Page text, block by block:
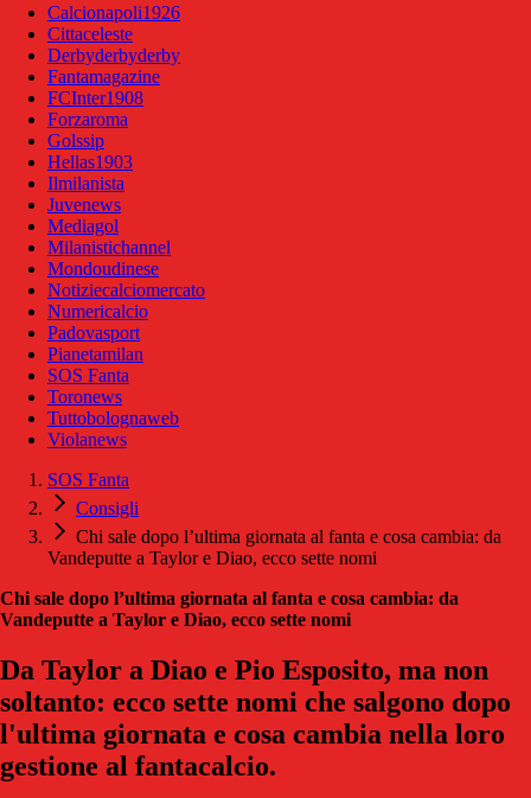
Calcionapoli1926
Cittaceleste
Derbyderbyderby
Fantamagazine
FCInter1908
Forzaroma
Golssip
Hellas1903
Ilmilanista
Juvenews
Mediagol
Milanistichannel
Mondoudinese
Notiziecalciomercato
Numericalcio
Padovasport
Pianetamilan
SOS Fanta
Toronews
Tuttobolognaweb
Violanews
SOS Fanta
Consigli
Chi sale dopo l’ultima giornata al fanta e cosa cambia: da
Vandeputte a Taylor e Diao, ecco sette nomi
Chi sale dopo l’ultima giornata al fanta e cosa cambia: da
Vandeputte a Taylor e Diao, ecco sette nomi
Da Taylor a Diao e Pio Esposito, ma non
soltanto: ecco sette nomi che salgono dopo
l'ultima giornata e cosa cambia nella loro
gestione al fantacalcio.